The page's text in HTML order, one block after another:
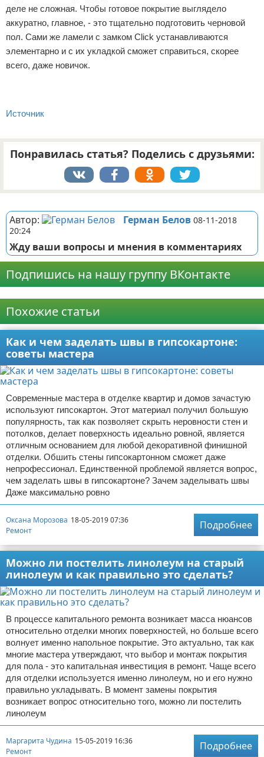
деле не сложная. Чтобы готовое покрытие выглядело
аккуратно, главное, - это тщательно подготовить черновой
пол. Сами же ламели с замком Click устанавливаются
элементарно и с их укладкой сможет справиться, скорее
всего, даже новичок.
Источник
Понравилась статья? Поделись с друзьями:
Автор: Герман Белов 08-11-2018
20:24
Жду ваши вопросы и мнения в комментариях
Подпишись на нашу группу ВКонтакте
Похожие статьи
Как и чем заделать швы в гипсокартоне:
советы мастера
Современные мастера в отделке квартир и домов зачастую
используют гипсокартон. Этот материал получил большую
популярность, так как позволяет скрыть неровности стен и
потолков, делает поверхность идеально ровной, является
отличным основанием для любой декоративной финишной
отделки. Обшить стены гипсокартонном сможет даже
непрофессионал. Единственной проблемой является вопрос,
чем заделать швы в гипсокартоне? Зачем заделывать швы
Даже максимально ровно
Оксана Морозова 18-05-2019 07:36
Ремонт
Подробнее
Можно ли постелить линолеум на старый
линолеум и как правильно это сделать?
В процессе капитального ремонта возникает масса нюансов
относительно отделки многих поверхностей, но больше всего
волнует именно напольное покрытие. Это актуально, так как
многие мастера утверждают, что выбор и монтаж покрытия
для пола - это капитальная инвестиция в ремонт. Чаще всего
для отделки используется именно линолеум, но и его нужно
правильно укладывать. В момент замены покрытия
возникает вопрос относительно того, можно ли постелить
линолеум
Маргарита Чудина 15-05-2019 16:36
Ремонт
Подробнее